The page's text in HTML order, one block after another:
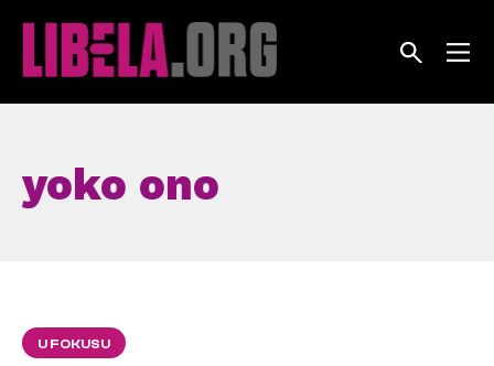
yoko ono
U FOKUSU